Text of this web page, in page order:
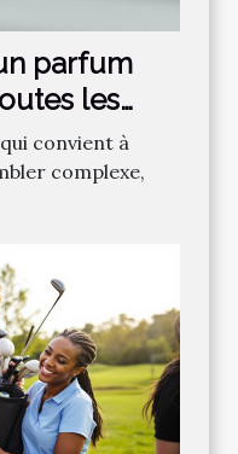
parfum
les
convient à
complexe,